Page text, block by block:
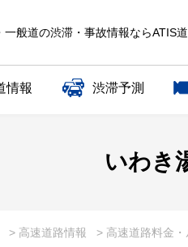
一般道の渋滞・事故情報ならATIS
情報 渋滞予測
いわき
> 高速道路情報 > 高速道路料金